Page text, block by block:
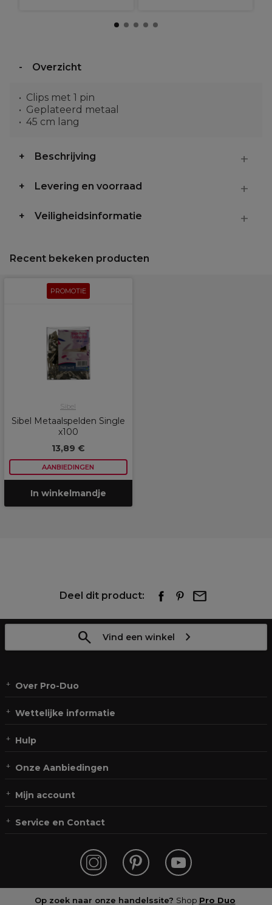
Overzicht
Clips met 1 pin
Geplateerd metaal
45 cm lang
Beschrijving
Levering en voorraad
Veiligheidsinformatie
Recent bekeken producten
PROMOTIE
Sibel
Sibel Metaalspelden Single
x100
13,89 €
AANBIEDINGEN
In winkelmandje
Deel dit product:
Vind een winkel
Over Pro-Duo
Wettelijke informatie
Hulp
Onze Aanbiedingen
Mijn account
Service en Contact
Op zoek naar onze handelssite? Shop Pro Duo